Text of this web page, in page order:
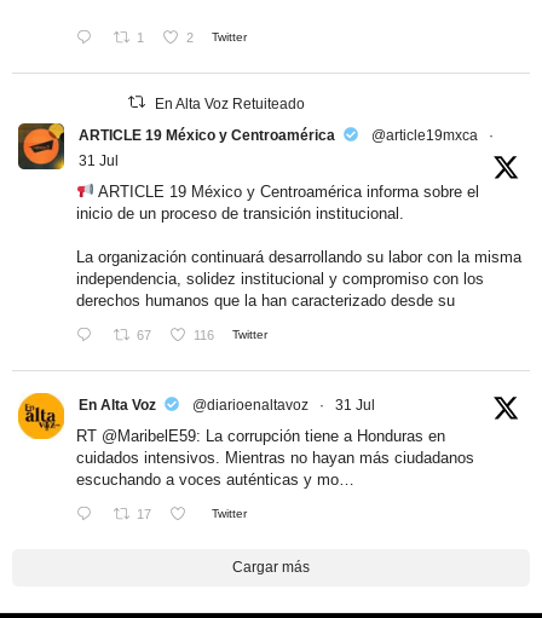
1 2 Twitter
En Alta Voz Retuiteado
ARTICLE 19 México y Centroamérica
@article19mxca
·
31 Jul
ARTICLE 19 México y Centroamérica informa sobre el
inicio de un proceso de transición institucional.
La organización continuará desarrollando su labor con la misma
independencia, solidez institucional y compromiso con los
derechos humanos que la han caracterizado desde su
67 116 Twitter
En Alta Voz @diarioenaltavoz · 31 Jul
RT @MaribelE59: La corrupción tiene a Honduras en
cuidados intensivos. Mientras no hayan más ciudadanos
escuchando a voces auténticas y mo…
17 Twitter
Cargar más